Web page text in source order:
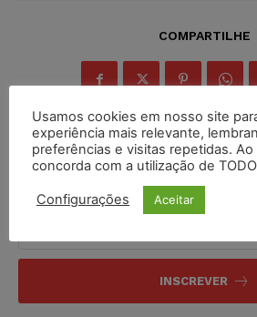
COMPARTILHE
Inscreva-se
INSCREVER
Usamos cookies em nosso site
experiência mais relevante,
preferências e visitas repetidas. Ao
concorda com a utilização de
Configurações Aceitar